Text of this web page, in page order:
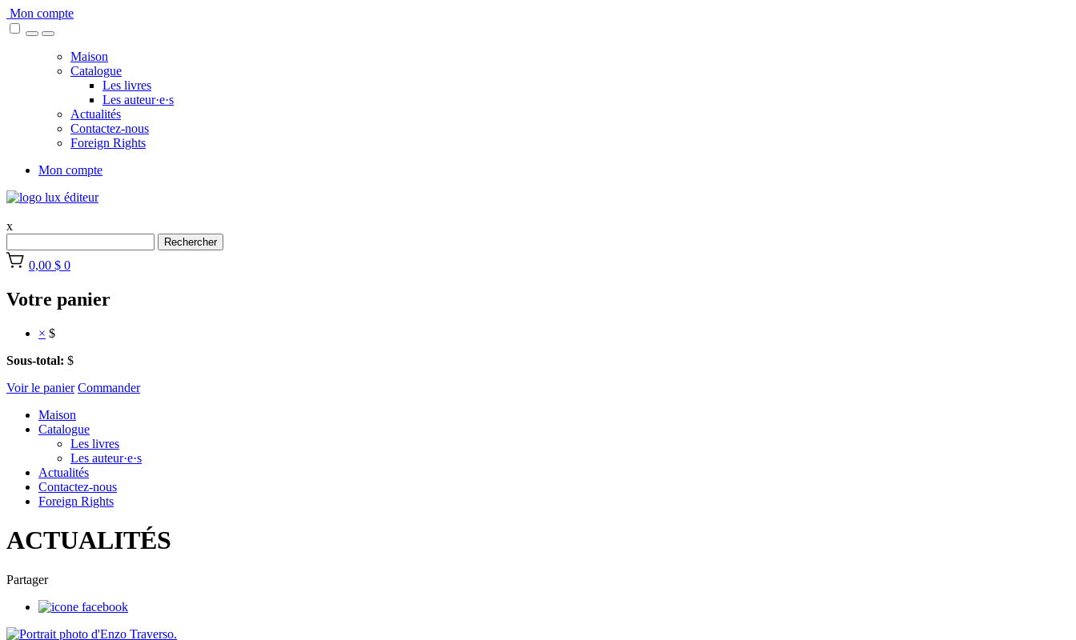
Skip
to
Mon compte
Maison
Catalogue
Les livres
Les auteur·e·s
Actualités
Contactez-nous
Foreign Rights
Mon compte
x
Rechercher
0,00 $ 0
Votre panier
× $
Sous-total: $
Voir le panier Commander
Maison
Catalogue
Les livres
Les auteur·e·s
Actualités
Contactez-nous
Foreign Rights
ACTUALITÉS
Partager